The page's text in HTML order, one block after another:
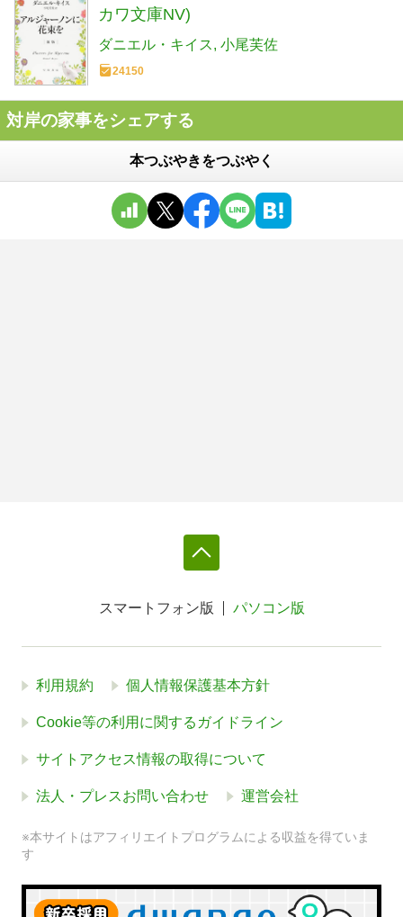
カワ文庫NV)
ダニエル・キイス 小尾芙佐
24150
対岸の家事をシェアする
本つぶやきをつぶやく
スマートフォン版 パソコン版
利用規約 個人情報保護基本方針
Cookie等の利用に関するガイドライン
サイトアクセス情報の取得について
法人・プレスお問い合わせ 運営会社
※本サイトはアフィリエイトプログラムによる収益を得ていま
す